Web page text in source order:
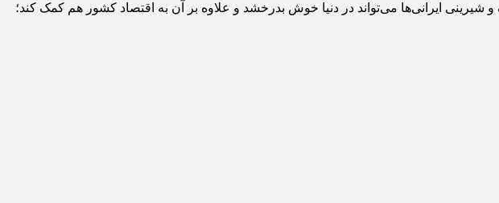
شیرینی ایرانی‌ها می‌تواند در دنیا خوش بدرخشد و علاوه بر آن به اقتصاد کشور هم کمک کند؛